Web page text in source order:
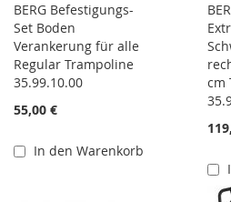
BERG Befestigungs-
Set Boden
Verankerung für alle
Regular Trampoline
35.99.10.00
55,00 €
In den Warenkorb
cm